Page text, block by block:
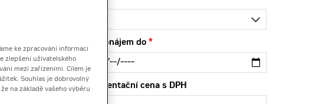
Pronájem do
Orientační cena s DPH
ke zpracování informací
zlepšení uživatelského
mezi zařízeními. Cílem je
Souhlas je dobrovolný
na základě vašeho výběru